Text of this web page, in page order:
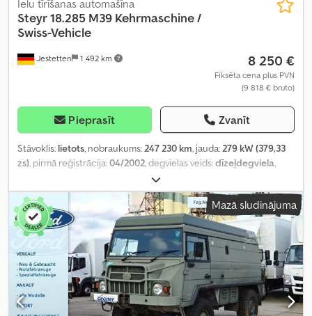
Jestetten 1 492 km
Ielu tīrīšanas automašīna
Steyr18.285 M39 Kehrmaschine /
Swiss-Vehicle
8 250 €
Fiksēta cena plus PVN
(9 818 € bruto)
Pieprasīt Zvanīt
Stāvoklis: lietots, nobraukums: 247 230 km, jauda: 279 kW (379,33
zs) , pirmā reģistrācija:04/2002 , degvielas veids:dīzeļdegviela
, riepas izmērs:
konfigurācija:4x2, riteņu bāze:3 900 mm, nākamā pārbaude (TÜV):
03/2025, vadītāja kabīne: dienas kabīne, pārnesuma veids:
mehānisks, emisijas klase:Euro 3, piekares sistēma:tērauds-gaiss,
sēdvietu skaits:
, kopējais garums: 7 200 mm, kopējais platums:
25 500 mm
, kopējais augstums: 33 000 mm , priekšējās riepas
izmērs:315/80 R 22.5/10mm, darbības svars:18 000 kg,
Mazā sludinājuma